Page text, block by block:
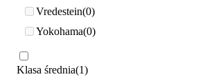
Vredestein 0
Yokohama 0
Klasa średnia 1